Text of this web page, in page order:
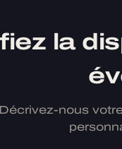
la
Décrivez-nous